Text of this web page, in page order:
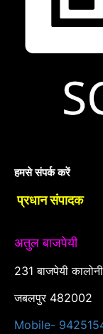
हमसे संपर्क करें
प्रधान संपादक
अतुल बाजपेयी
231 बाजपेयी कालोनी
जबलपुर 482002
Mobile-